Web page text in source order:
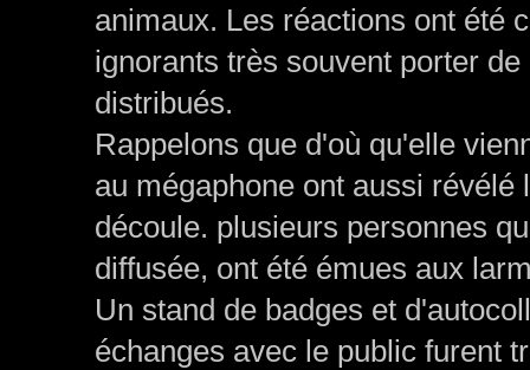
animaux. Les réactions ont été
ignorants très souvent porter
distribués.
Rappelons que d'où qu'elle
au mégaphone ont aussi
découle. plusieurs personnes
diffusée, ont été émues aux
Un stand de badges et
échanges avec le public furent